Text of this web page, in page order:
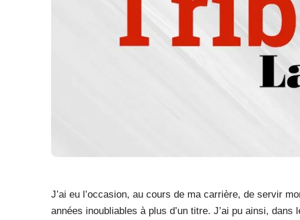
J’ai eu l’occasion, au cours de ma carrière, de servir
années inoubliables à plus d’un titre. J’ai pu ainsi,